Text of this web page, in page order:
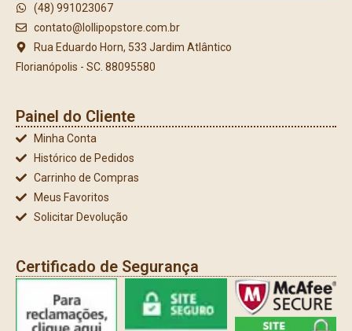
(48) 991023067
contato@lollipopstore.com.br
Rua Eduardo Horn, 533 Jardim Atlântico
Florianópolis - SC. 88095580
Painel do Cliente
Minha Conta
Histórico de Pedidos
Carrinho de Compras
Meus Favoritos
Solicitar Devolução
Certificado de Segurança